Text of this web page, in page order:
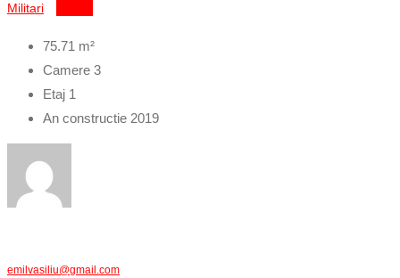
Militari
75.71 m²
Camere 3
Etaj 1
An constructie 2019
emilvasiliu@gmail.com